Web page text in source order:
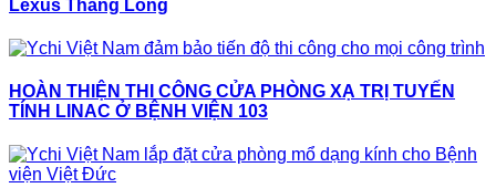
Lexus Thăng Long
HOÀN THIỆN THI CÔNG CỬA PHÒNG XẠ TRỊ TUYẾN
TÍNH LINAC Ở BỆNH VIỆN 103